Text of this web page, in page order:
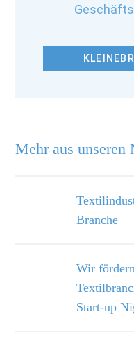
Mehr aus unseren
Branche
Wir
Start-up